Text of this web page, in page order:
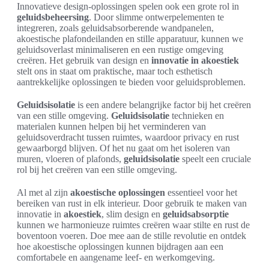
Innovatieve design-oplossingen spelen ook een grote rol in
geluidsbeheersing. Door slimme ontwerpelementen te
integreren, zoals geluidsabsorberende wandpanelen,
akoestische plafondeilanden en stille apparatuur, kunnen we
geluidsoverlast minimaliseren en een rustige omgeving
creëren. Het gebruik van design en innovatie in akoestiek
stelt ons in staat om praktische, maar toch esthetisch
aantrekkelijke oplossingen te bieden voor geluidsproblemen.
Geluidsisolatie is een andere belangrijke factor bij het creëren
van een stille omgeving. Geluidsisolatie technieken en
materialen kunnen helpen bij het verminderen van
geluidsoverdracht tussen ruimtes, waardoor privacy en rust
gewaarborgd blijven. Of het nu gaat om het isoleren van
muren, vloeren of plafonds, geluidsisolatie speelt een cruciale
rol bij het creëren van een stille omgeving.
Al met al zijn akoestische oplossingen essentieel voor het
bereiken van rust in elk interieur. Door gebruik te maken van
innovatie in akoestiek, slim design en geluidsabsorptie
kunnen we harmonieuze ruimtes creëren waar stilte en rust de
boventoon voeren. Doe mee aan de stille revolutie en ontdek
hoe akoestische oplossingen kunnen bijdragen aan een
comfortabele en aangename leef- en werkomgeving.